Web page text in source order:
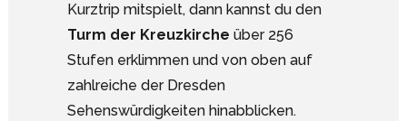
Kurztrip mitspielt, dann kannst du den
Turm der Kreuzkirche über 256
Stufen erklimmen und von oben auf
zahlreiche der Dresden
Sehenswürdigkeiten hinabblicken.